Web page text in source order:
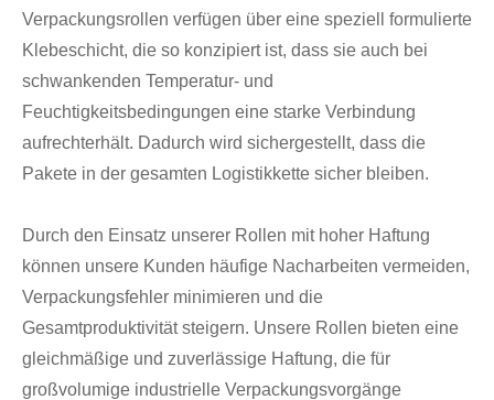
Verpackungsrollen verfügen über eine speziell formulierte
Klebeschicht, die so konzipiert ist, dass sie auch bei
schwankenden Temperatur- und
Feuchtigkeitsbedingungen eine starke Verbindung
aufrechterhält. Dadurch wird sichergestellt, dass die
Pakete in der gesamten Logistikkette sicher bleiben.
Durch den Einsatz unserer Rollen mit hoher Haftung
können unsere Kunden häufige Nacharbeiten vermeiden,
Verpackungsfehler minimieren und die
Gesamtproduktivität steigern. Unsere Rollen bieten eine
gleichmäßige und zuverlässige Haftung, die für
großvolumige industrielle Verpackungsvorgänge